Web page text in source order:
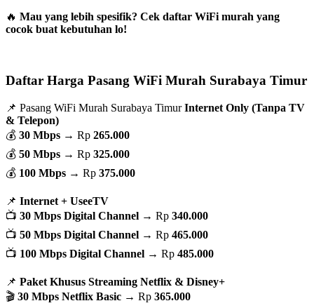
🔥 Mau yang lebih spesifik? Cek daftar WiFi murah yang
cocok buat kebutuhan lo!
Daftar Harga Pasang WiFi Murah Surabaya Timur
📌 Pasang WiFi Murah Surabaya TimurInternet Only (Tanpa TV
& Telepon)
💰 30 Mbps → Rp 265.000
💰 50 Mbps → Rp 325.000
💰 100 Mbps → Rp 375.000
📌 Internet + UseeTV
📺 30 Mbps Digital Channel → Rp 340.000
📺 50 Mbps Digital Channel → Rp 465.000
📺 100 Mbps Digital Channel → Rp 485.000
📌 Paket Khusus Streaming Netflix & Disney+
🎬 30 Mbps Netflix Basic → Rp 365.000